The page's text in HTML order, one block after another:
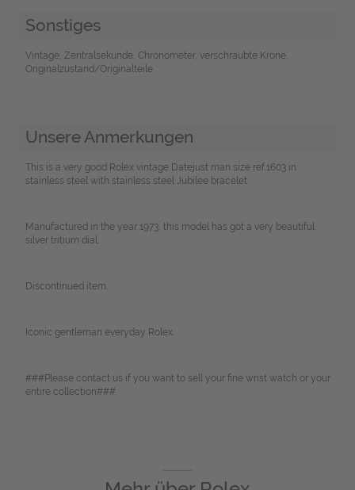
Sonstiges
Vintage, Zentralsekunde, Chronometer, verschraubte Krone,
Originalzustand/Originalteile
Unsere Anmerkungen
This is a very good Rolex vintage Datejust man size ref.1603 in
stainless steel with stainless steel Jubilee bracelet.
Manufactured in the year 1973, this model has got a very beautiful
silver tritium dial.
Discontinued item.
Iconic gentleman everyday Rolex.
###Please contact us if you want to sell your fine wrist watch or your
entire collection###